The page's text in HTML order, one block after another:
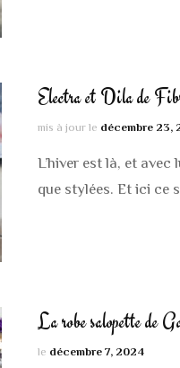
Electra et Dila de
mis à jour le décembre 23,
L’hiver est là, et avec
que stylées. Et ici ce
La robe salopette de
le décembre 7, 2024